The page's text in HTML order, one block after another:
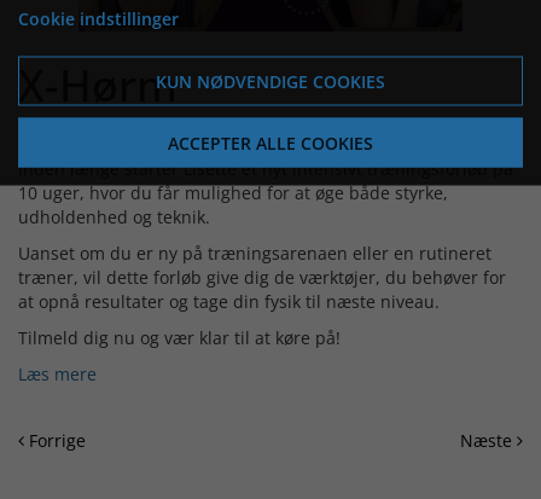
X-Hørm
Er du klar til at løfte dit træningsniveau?
Inden længe starter Lisette et nyt intensivt træningsforløb på
10 uger, hvor du får mulighed for at øge både styrke,
udholdenhed og teknik.
Uanset om du er ny på træningsarenaen eller en rutineret
træner, vil dette forløb give dig de værktøjer, du behøver for
at opnå resultater og tage din fysik til næste niveau.
Tilmeld dig nu og vær klar til at køre på!
Læs mere
Forrige Næste
Cookie indstillinger
KUN NØDVENDIGE COOKIES
ACCEPTER ALLE COOKIES